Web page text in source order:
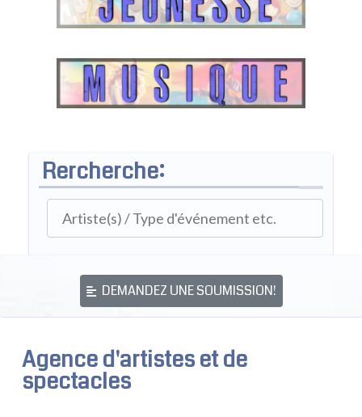
Rercherche:
DEMANDEZ UNE SOUMISSION!
Agence d'artistes et de
spectacles